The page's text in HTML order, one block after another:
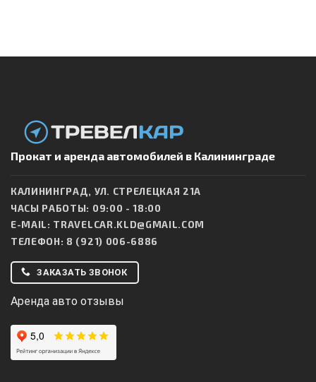
Прокат и аренда автомобилей в Калининграде
КАЛИНИНГРАД, УЛ. СТРЕЛЕЦКАЯ 21А
ЧАСЫ РАБОТЫ: 09:00 - 18:00
E-MAIL: TRAVELCAR.KLD@GMAIL.COM
ТЕЛЕФОН: 8 (921) 006-6886
ЗАКАЗАТЬ ЗВОНОК
Аренда авто отзывы